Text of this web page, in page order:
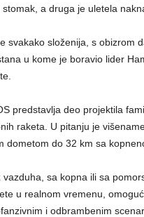
a druga je uletela
svakako složenija, s obizrom
u kome je boravio lider
predstavlja deo projektila
raketa. U pitanju je
dometom do 32 km sa
vazduha, sa kopna ili sa
u realnom vremenu,
i odbrambenim